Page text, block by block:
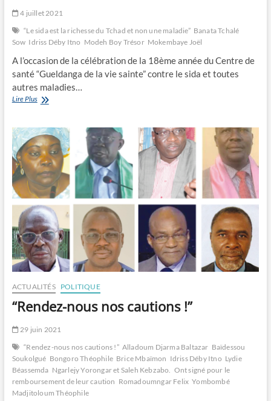
4 juillet 2021
“Le sida est la richesse du Tchad et non une maladie” Banata Tchalé
Sow Idriss Déby Itno Modeh Boy Trésor Mokembaye Joël
A l’occasion de la célébration de la 18ème année du Centre de
santé “Gueldanga de la vie sainte” contre le sida et toutes
autres maladies…
Lire Plus“Le
la
richesse
du
Tchad
et
non
une
maladie”
ACTUALITÉS POLITIQUE
“Rendez-nous nos cautions !”
29 juin 2021
“Rendez-nous nos cautions !” Alladoum Djarma Baltazar Baïdessou
Soukolgué Bongoro Théophile Brice Mbaïmon Idriss Déby Itno Lydie
Béassemda Ngarlejy Yorongar et Saleh Kebzabo. Ont signé pour le
remboursement de leur caution Romadoumngar Felix Yombombé
Madjitoloum Théophile